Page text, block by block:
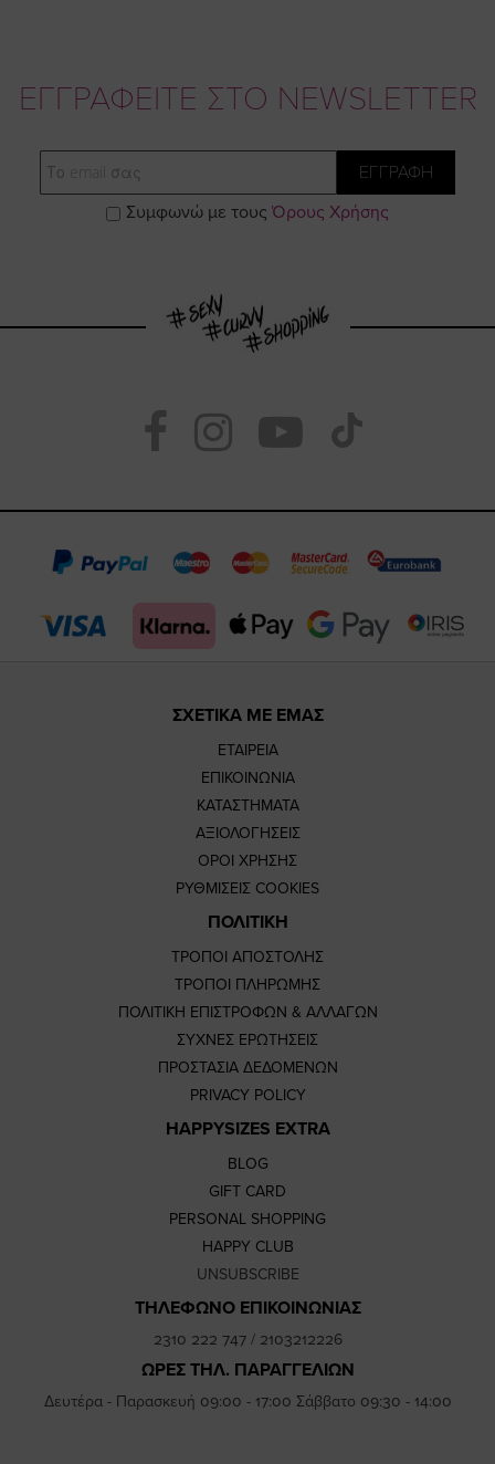
ΕΓΓΡΑΦΕΙΤΕ ΣΤΟ NEWSLETTER
Email
ΕΓΓΡΑΦΗ
Συμφωνώ με τους Όρους Χρήσης
Visit
https://
page
Visit
https://
page
Visit
https://
page
our
TikTok
page
ΣΧΕΤΙΚΑ ΜΕ ΕΜΑΣ
ΕΤΑΙΡΕΙΑ
ΕΠΙΚΟΙΝΩΝΙΑ
ΚΑΤΑΣΤΗΜΑΤΑ
ΑΞΙΟΛΟΓΗΣΕΙΣ
ΟΡΟΙ ΧΡΗΣΗΣ
ΡΥΘΜΙΣΕΙΣ COOKIES
ΠΟΛΙΤΙΚΗ
ΤΡΟΠΟΙ ΑΠΟΣΤΟΛΗΣ
ΤΡΟΠΟΙ ΠΛΗΡΩΜΗΣ
ΠΟΛΙΤΙΚΗ ΕΠΙΣΤΡΟΦΩΝ & ΑΛΛΑΓΩΝ
ΣΥΧΝΕΣ ΕΡΩΤΗΣΕΙΣ
ΠΡΟΣΤΑΣΙΑ ΔΕΔΟΜΕΝΩΝ
PRIVACY POLICY
HAPPYSIZES EXTRA
BLOG
GIFT CARD
PERSONAL SHOPPING
HAPPY CLUB
UNSUBSCRIBE
ΤΗΛΕΦΩΝΟ ΕΠΙΚΟΙΝΩΝΙΑΣ
2310 222 747/ 2103212226
ΩΡΕΣ ΤΗΛ. ΠΑΡΑΓΓΕΛΙΩΝ
Δευτέρα - Παρασκευή 09:00 - 17:00 Σάββατο 09:30 - 14:00